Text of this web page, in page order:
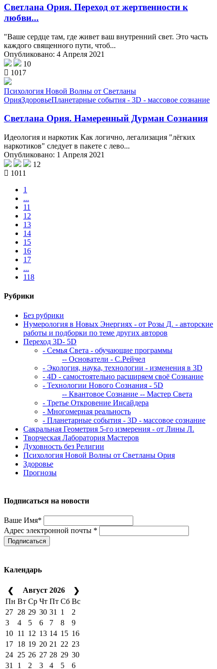
Светлана Ория. Переход от жертвенности к
любви...
"Ваше сердце там, где живет ваш внутренний свет. Это часть
каждого священного пути, чтоб...
Опубликовано: 4 Апреля 2021
10
1017
Психология Новой Волны от Светланы
ОрияЗдоровьеПланетарные события - 3D - массовое сознание
Светлана Ория. Намеренный Дурман Сознания
Идеология и наркотик Как логично, легализация "лёгких
наркотиков" следует в пакете с лево...
Опубликовано: 1 Апреля 2021
12
1011
1
...
11
12
13
14(current)
15
16
17
...
118
Рубрики
Без рубрики
Нумерология в Новых Энергиях - от Розы Д. - авторские
работы и подборки по теме других авторов
Переход 3D- 5D
- Семья Света - обучающие программы
-- Основатели - С.Рейчел
- Экология, наука, технологии - изменения в 3D
- 4D - самостоятельно расширяем своё Сознание
- Технологии Нового Сознания - 5D
-- Квантовое Сознание -- Мастер Света
- Третье Откровение Инсайдера
- Многомерная реальность
- Планетарные события - 3D - массовое сознание
Сакральная Геометрия 5-го измерения - от Лины Л.
Творческая Лаборатория Мастеров
Духовность без Религии
Психология Новой Волны от Светланы Ория
Здоровье
Прогнозы
Подписаться на новости
Ваше Имя*
Адрес электронной почты *
Подписаться
Календарь
❮ Август 2026
❯
Пн Вт Ср Чт Пт Сб Вс
27 28 29 30 31 1
2
3
4 5 6 7 8
9
10 11 12 13 14 15 16
17 18 19 20 21 22 23
24 25 26 27 28 29 30
31
1 2 3 4 5 6